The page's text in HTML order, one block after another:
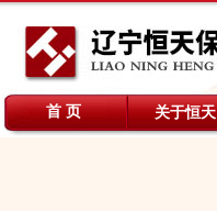
首 页 关于恒天